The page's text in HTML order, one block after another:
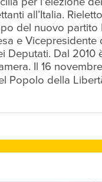
all’Italia. Rieletto
del nuovo partito
e Vicepresidente
Deputati. Dal 2010
Il 16
Popolo della